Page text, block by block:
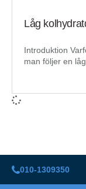
Låg
Introduktion
man följer en
010-1309350